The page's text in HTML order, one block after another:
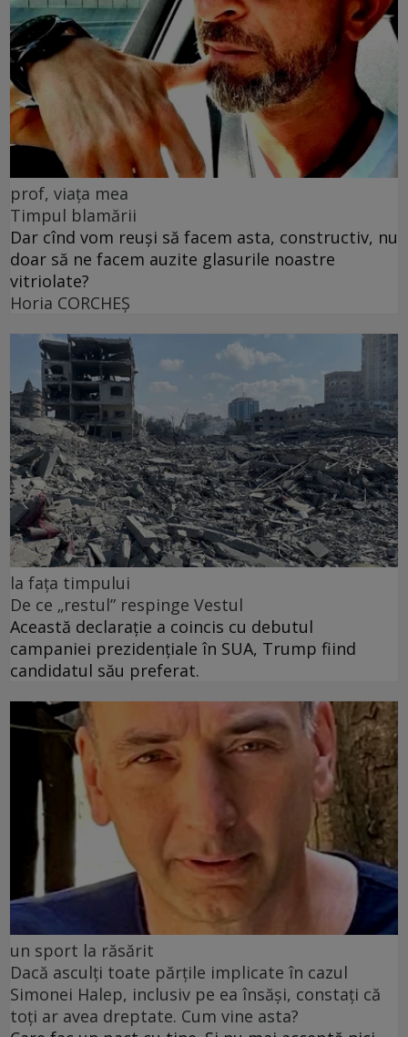
prof, viața mea
Timpul blamării
Dar cînd vom reuși să facem asta, constructiv, nu
doar să ne facem auzite glasurile noastre
vitriolate?
Horia CORCHEŞ
la fața timpului
De ce „restul” respinge Vestul
Această declarație a coincis cu debutul
campaniei prezidențiale în SUA, Trump fiind
candidatul său preferat.
un sport la răsărit
Dacă asculți toate părțile implicate în cazul
Simonei Halep, inclusiv pe ea însăși, constați că
toți ar avea dreptate. Cum vine asta?